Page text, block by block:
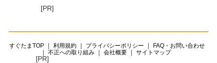
[PR]
すぐたまTOP 利用規約 プライバシーポリシー
FAQ・お問い合わせ
不正への取り組み
会社概要 サイトマップ
[PR]